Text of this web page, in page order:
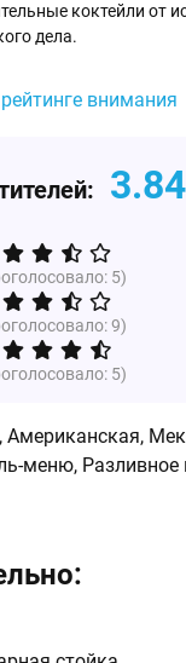
коктейли от
дела.
внимания
3.84
5)
9)
5)
, Американская,
меню, Разливное